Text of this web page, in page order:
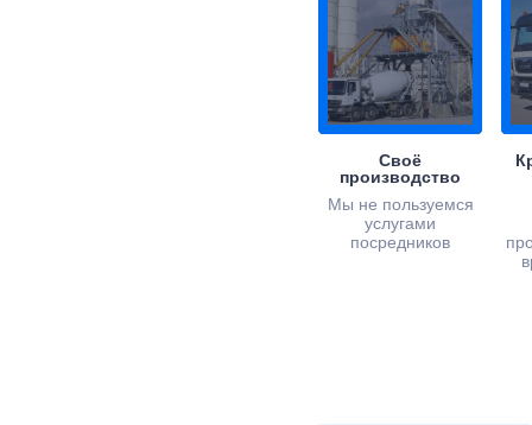
Своё
производство
Мы не пользуемся
услугами
посредников